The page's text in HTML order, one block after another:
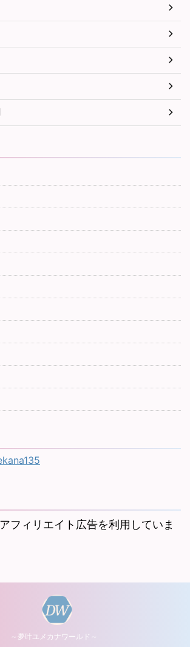
フィリエイト広告を利用していま
～夢叶ユメカナワールド～